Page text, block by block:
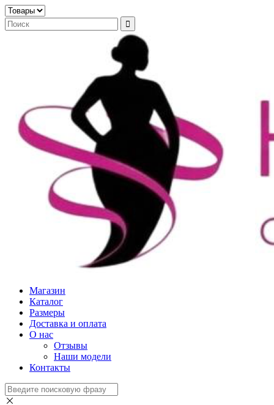
Магазин
Каталог
Размеры
Доставка и оплата
О нас
Отзывы
Наши модели
Контакты